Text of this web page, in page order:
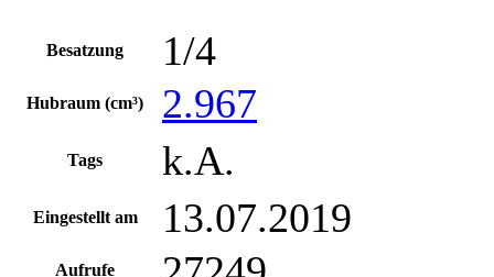
Besatzung 1/4
Hubraum (cm³) 2.967
Tags k.A.
Eingestellt am 13.07.2019
Aufrufe